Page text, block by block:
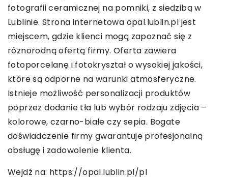
fotografii ceramicznej na pomniki, z siedzibą w
Lublinie. Strona internetowa opal.lublin.pl jest
miejscem, gdzie klienci mogą zapoznać się z
różnorodną ofertą firmy. Oferta zawiera
fotoporcelanę i fotokryształ o wysokiej jakości,
które są odporne na warunki atmosferyczne.
Istnieje możliwość personalizacji produktów
poprzez dodanie tła lub wybór rodzaju zdjęcia –
kolorowe, czarno-białe czy sepia. Bogate
doświadczenie firmy gwarantuje profesjonalną
obsługę i zadowolenie klienta.
Wejdź na: https://opal.lublin.pl/pl